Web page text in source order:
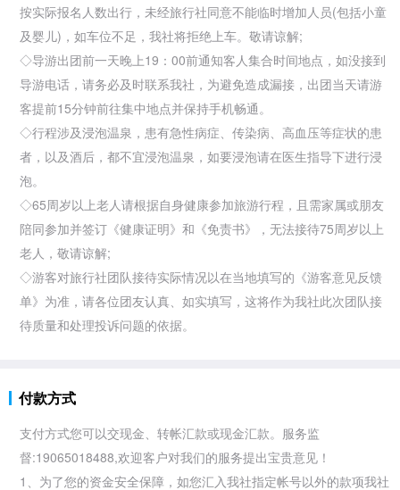
按实际报名人数出行，未经旅行社同意不能临时增加人员(包括小童
及婴儿)，如车位不足，我社将拒绝上车。敬请谅解;
◇导游出团前一天晚上19：00前通知客人集合时间地点，如没接到
导游电话，请务必及时联系我社，为避免造成漏接，出团当天请游
客提前15分钟前往集中地点并保持手机畅通。
◇行程涉及浸泡温泉，患有急性病症、传染病、高血压等症状的患
者，以及酒后，都不宜浸泡温泉，如要浸泡请在医生指导下进行浸
泡。
◇65周岁以上老人请根据自身健康参加旅游行程，且需家属或朋友
陪同参加并签订《健康证明》和《免责书》，无法接待75周岁以上
老人，敬请谅解;
◇游客对旅行社团队接待实际情况以在当地填写的《游客意见反馈
单》为准，请各位团友认真、如实填写，这将作为我社此次团队接
待质量和处理投诉问题的依据。
付款方式
支付方式您可以交现金、转帐汇款或现金汇款。服务监
督:19065018488,欢迎客户对我们的服务提出宝贵意见！
1、为了您的资金安全保障，如您汇入我社指定帐号以外的款项我社